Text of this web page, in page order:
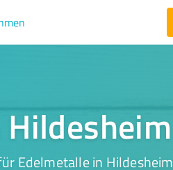
Edelmetalle in Hildesheim